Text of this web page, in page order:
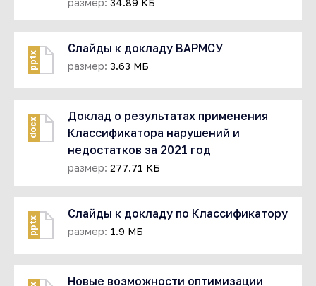
размер: 34.89 КБ
pptx
Слайды к докладу ВАРМСУ
размер: 3.63 МБ
docx
Доклад о результатах применения
Классификатора нарушений и
недостатков за 2021 год
размер: 277.71 КБ
pptx
Слайды к докладу по Классификатору
размер: 1.9 МБ
Новые возможности оптимизации